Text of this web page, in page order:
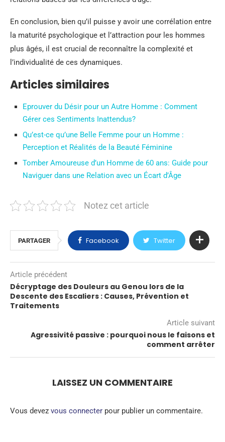
En conclusion, bien qu’il puisse y avoir une corrélation entre
la maturité psychologique et l’attraction pour les hommes
plus âgés, il est crucial de reconnaître la complexité et
l’individualité de ces dynamiques.
Articles similaires
Eprouver du Désir pour un Autre Homme : Comment
Gérer ces Sentiments Inattendus?
Qu’est-ce qu’une Belle Femme pour un Homme :
Perception et Réalités de la Beauté Féminine
Tomber Amoureuse d’un Homme de 60 ans: Guide pour
Naviguer dans une Relation avec un Écart d’Âge
Notez cet article
PARTAGER Facebook Twitter
Article précédent
Décryptage des Douleurs au Genou lors de la
Descente des Escaliers : Causes, Prévention et
Traitements
Article suivant
Agressivité passive : pourquoi nous le faisons et
comment arrêter
LAISSEZ UN COMMENTAIRE
Vous devez vous connecter pour publier un commentaire.